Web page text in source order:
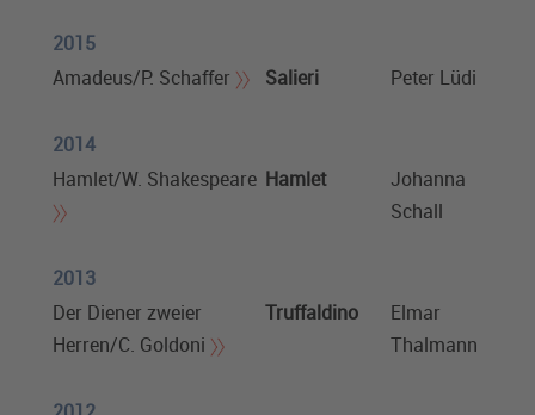
2015
Amadeus/P. Schaffer
Salieri Peter Lüdi
2014
Hamlet/W. Shakespeare Hamlet
Johanna
Schall
2013
Der Diener zweier
Herren/C. Goldoni
Truffaldino
Elmar
Thalmann